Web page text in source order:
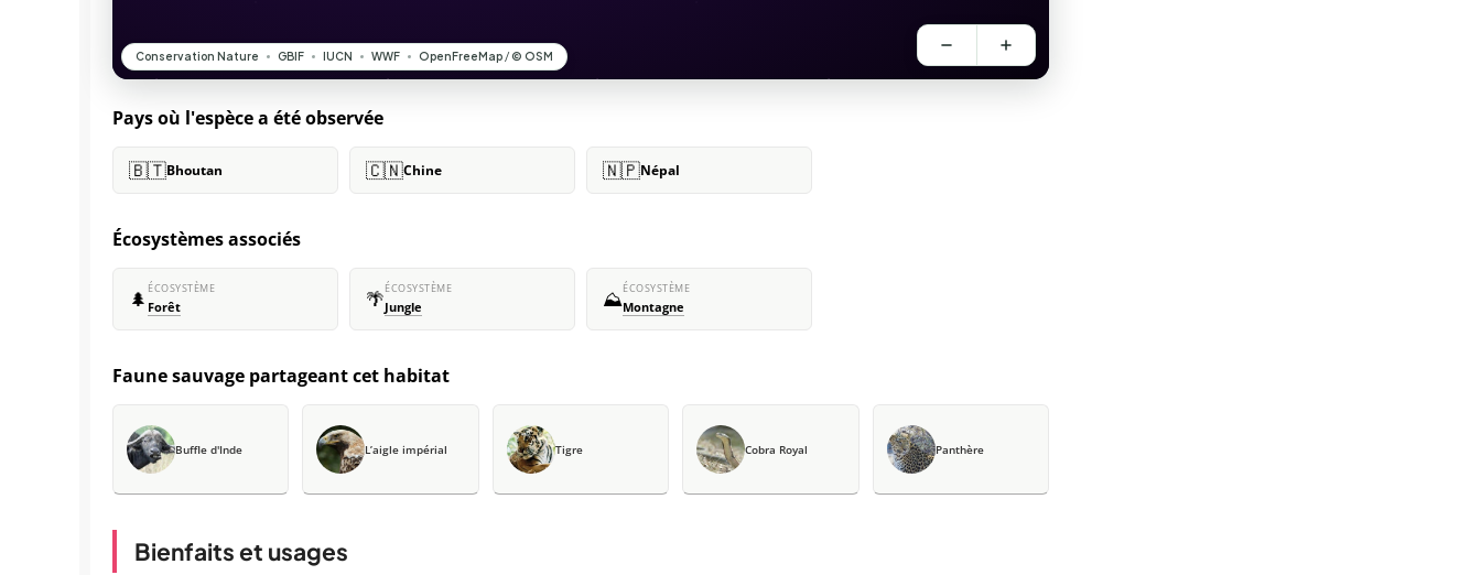
Pays où l'espèce a été observée
🇧🇹Bhoutan 🇨🇳Chine 🇳🇵Népal
Écosystèmes associés
🌲 ÉCOSYSTÈME
Forêt 🌴ÉCOSYSTÈME
Jungle ⛰️ÉCOSYSTÈME
Montagne
Faune sauvage partageant cet habitat
Buffle d'Inde L’aigle impérial Tigre Cobra Royal Panthère
Bienfaits et usages